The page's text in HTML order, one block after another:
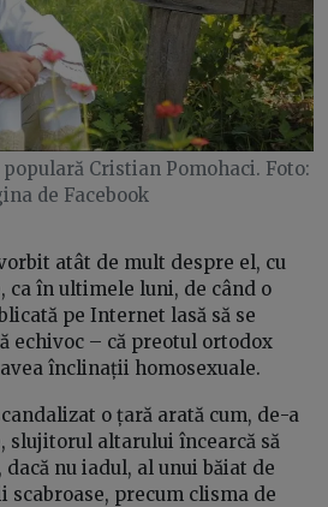
Cristian Pomohaci. Foto:
de Facebook
atât de mult despre el, cu
ca în ultimele luni, de când o
pe Internet lasă să se
echivoc – că preotul ortodox
înclinații homosexuale.
o țară arată cum, de-a
slujitorul altarului încearcă să
nu iadul, al unui băiat de
scabroase, precum clisma de